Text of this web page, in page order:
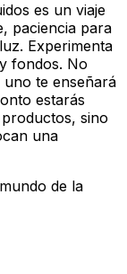
es un viaje
paciencia para
Experimenta
fondos. No
te enseñará
estarás
sino
una
de la